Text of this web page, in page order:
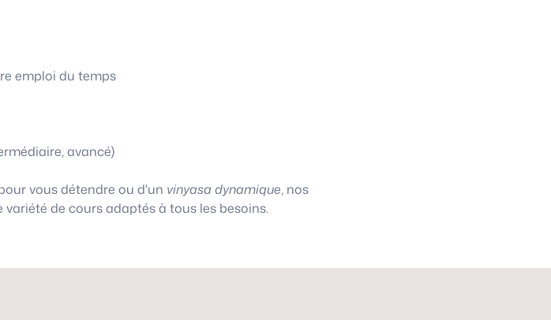
emploi du temps
avancé)
vous détendre ou d'un vinyasa dynamique, nos
de cours adaptés à tous les besoins.